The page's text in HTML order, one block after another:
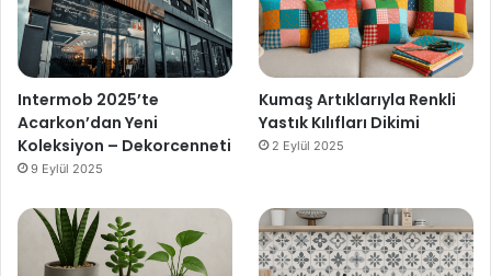
Intermob 2025’te
Acarkon’dan Yeni
Koleksiyon – Dekorcenneti
9 Eylül 2025
Kumaş Artıklarıyla Renkli
Yastık Kılıfları Dikimi
2 Eylül 2025